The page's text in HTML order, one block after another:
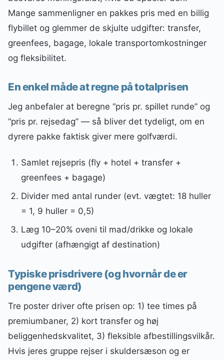
Mange sammenligner en pakkes pris med en billig
flybillet og glemmer de skjulte udgifter: transfer,
greenfees, bagage, lokale transportomkostninger
og fleksibilitet.
En enkel måde at regne på totalprisen
Jeg anbefaler at beregne “pris pr. spillet runde” og
“pris pr. rejsedag” — så bliver det tydeligt, om en
dyrere pakke faktisk giver mere golfværdi.
Samlet rejsepris (fly + hotel + transfer +
greenfees + bagage)
Divider med antal runder (evt. vægtet: 18 huller
= 1, 9 huller = 0,5)
Læg 10–20% oveni til mad/drikke og lokale
udgifter (afhængigt af destination)
Typiske prisdrivere (og hvornår de er
pengene værd)
Tre poster driver ofte prisen op: 1) tee times på
premiumbaner, 2) kort transfer og høj
beliggenhedskvalitet, 3) fleksible afbestillingsvilkår.
Hvis jeres gruppe rejser i skuldersæson og er